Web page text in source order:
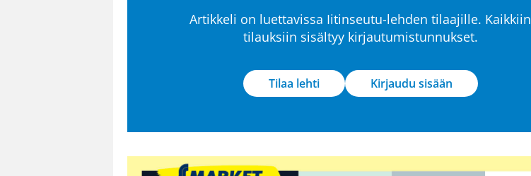
Artikkeli on luettavissa Iitinseutu-lehden tilaajille. Kaikkiin
tilauksiin sisältyy kirjautumistunnukset.
Tilaa lehti Kirjaudu sisään